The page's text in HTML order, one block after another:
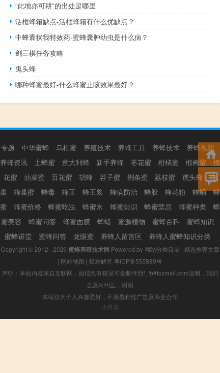
“此地亦可耕”的出处是哪里
活框蜂箱缺点-活框蜂箱有什么优缺点？
中蜂囊状我特效药-蜜蜂囊肿幼虫是什么病？
剑三棋任务攻略
鬼头蜂
哪种蜂蜜最好-什么蜂蜜止咳效果最好？
专题 中华蜜蜂 乌桕蜜 养殖技术 养蜂工具 养蜂技术
养蜂视频
养蜂资讯
土蜂蜜 意大利蜂 新手养蜂 枣花蜜 柑橘蜜 椴树蜜
槐
花蜜
油菜蜜 百花蜜 胡蜂 苕子蜜 荆条蜜 荔枝蜜 虎头蜂
蜂
巢
蜂巢蜜 蜂毒 蜂王 蜂王浆 蜂病防治 蜂胶 蜂花粉 蜂蛹
蜂
蜜
蜂蜜价格 蜂蜜吃法 蜂蜜水 蜂蜜知识 蜂蜜禁忌 蜂蜜种类
蜂
蜜美容
蜂蜜问答 蜂蜜面膜 蜂蜡 蜜源植物 蜜蜂百科
蜜蜂知识
蜜蜂讲堂
蜜蜂问答 龙眼蜜 养蜂人留言区 养蜂人蜜蜂知识分类
Copyright © 2012 - 2026 蜜蜂养殖技术网 Powered by 网站分类目录 | 精选推荐文章
| 网站地图 | 疑难解答 粤ICP备555889号
声明：本站内容来自互联网，如信息有错误可发邮件到f_fb#foxmail.com说明，我们
会及时纠正，谢谢
本站仅为个人兴趣爱好，不接盈利性广告及商业合作
小男孩